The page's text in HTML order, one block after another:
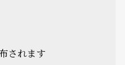
されます